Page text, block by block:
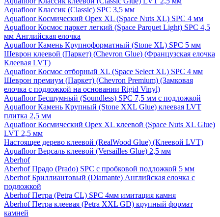
Aquafloor Классик (Classic) SPC 3,5 мм
Aquafloor Космический Орех XL (Space Nuts XL) SPC 4 мм
Aquafloor Космос паркет легкий (Space Parquet Light) SPC 4,5
мм Английская елочка
Aquafloor Камень Крупноформатный (Stone XL) SPC 5 мм
Шеврон клеевой (Паркет) (Chevron Glue) (Французская елочка
Клеевая LVT)
Aquafloor Космос отборный XL (Space Select XL) SPC 4 мм
Шеврон премиум (Паркет) (Chevron Premium) (Замковая
елочка с подложкой на основании Rigid Vinyl)
Aquafloor Бесшумный (Soundless) SPC 7,5 мм с подложкой
Aquafloor Камень Крупный (Stone XXL Glue) клеевая LVT
плитка 2,5 мм
Aquafloor Космический Орех XL клеевой (Space Nuts XL Glue)
LVT 2,5 мм
Настоящее дерево клеевой (RealWood Glue) (Клеевой LVT)
Aquafloor Версаль клеевой (Versailles Glue) 2,5 мм
Aberhof
Aberhof Прадо (Prado) SPC с пробковой подложкой 5 мм
Aberhof Бриллиантовый (Diamante) Английская елочка с
подложкой
Aberhof Петра (Petra CL) SPC 4мм имитация камня
Aberhof Петра клеевая (Petra XXL GD) крупный формат
камней